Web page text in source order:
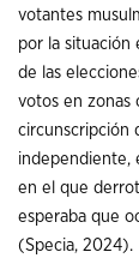
votantes
por la situación
de las
votos en zonas
circunscripción
independiente,
en el que
esperaba que
(Specia, 2024).